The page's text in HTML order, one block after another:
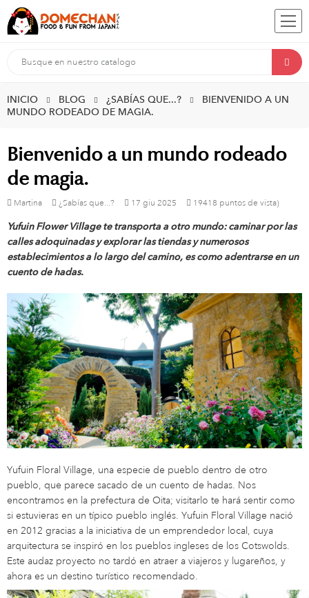
INICIO BLOG ¿SABÍAS QUE...?
BIENVENIDO A UN
MUNDO RODEADO DE MAGIA.
Bienvenido a un mundo rodeado
de magia.
Martina ¿Sabías que...? 17 giu 2025 19418 puntos de vista)
Yufuin Flower Village te transporta a otro mundo: caminar por las
calles adoquinadas y explorar las tiendas y numerosos
establecimientos a lo largo del camino, es como adentrarse en un
cuento de hadas.
Yufuin Floral Village, una especie de pueblo dentro de otro
pueblo, que parece sacado de un cuento de hadas. Nos
encontramos en la prefectura de Oita; visitarlo te hará sentir como
si estuvieras en un típico pueblo inglés. Yufuin Floral Village nació
en 2012 gracias a la iniciativa de un emprendedor local, cuya
arquitectura se inspiró en los pueblos ingleses de los Cotswolds.
Este audaz proyecto no tardó en atraer a viajeros y lugareños, y
ahora es un destino turístico recomendado.